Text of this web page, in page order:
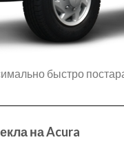
быстро
на Acura